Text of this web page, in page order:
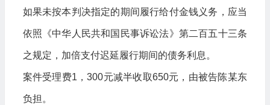
如果未按本判决指定的期间履行给付金钱义务，应当
依照《中华人民共和国民事诉讼法》第二百五十三条
之规定，加倍支付迟延履行期间的债务利息。
案件受理费1，300元减半收取650元，由被告陈某东
负担。